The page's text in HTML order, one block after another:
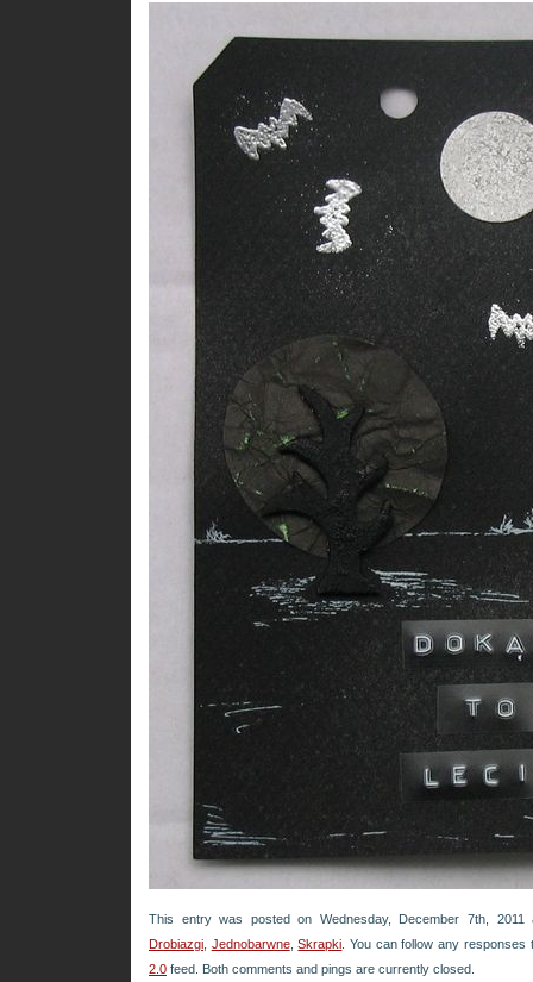
This entry was posted on Wednesday, December 7th,
Drobiazgi Jednobarwne,Skrapki . You can follow any
2.0 feed. Both comments and pings are currently closed.